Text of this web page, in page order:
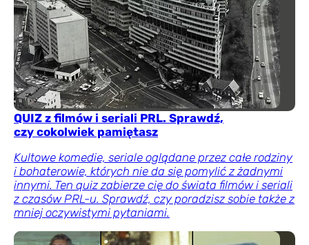
QUIZ z filmów i seriali PRL. Sprawdź,
czy cokolwiek pamiętasz
Kultowe komedie, seriale oglądane przez całe rodziny
i bohaterowie, których nie da się pomylić z żadnymi
innymi. Ten quiz zabierze cię do świata filmów i seriali
z czasów PRL-u. Sprawdź, czy poradzisz sobie także z
mniej oczywistymi pytaniami.